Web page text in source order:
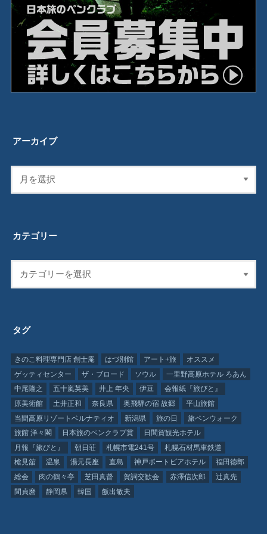
アーカイブ
カテゴリー
タグ
きのこ料理専門店 創士庵 はづ別館 アート+旅
オススメ
ゲッティセンター
ザ・ブロード ソウル
一里野高原ホテル ろあん
中尾隆之
五十嵐英美 井上 年央 伊豆
会報紙『旅びと』
原美術館
土井正和 奈良県 奥飛騨の宿 故郷
平山旅館
当間高原リゾートベルナティオ
新潟県 旅の日
旅ペンウォーク
旅館 洋々閣
日本旅のペンクラブ賞
日間賀観光ホテル
月報『旅びと』
朝日荘 札幌市電241号
札幌石材馬車鉄道
槍見舘
温泉 湯元長座 直島 神戸ポートピアホテル
福田徳郎
総会
肉の鶴々亭 芝田真督 賀詞交歓会 赤澤信次郎
辻真先
間貞麿
静岡県 韓国 飯出敏夫